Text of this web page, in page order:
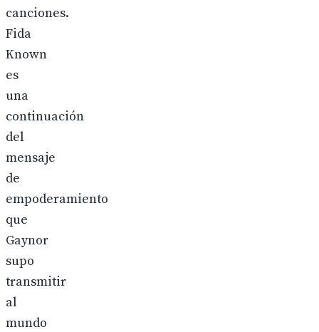
canciones.
Fida
Known
es
una
continuación
del
mensaje
de
empoderamiento
que
Gaynor
supo
transmitir
al
mundo